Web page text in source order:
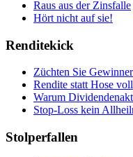
Raus aus der Zinsfalle
Hört nicht auf sie!
Renditekick
Züchten Sie Gewinner
Rendite statt Hose voll
Warum
Stop-Loss kein
Stolperfallen